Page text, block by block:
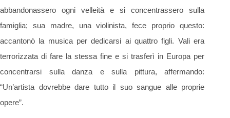
abbandonassero ogni velleità e si concentrassero sulla
famiglia; sua madre, una violinista, fece proprio questo:
accantonò la musica per dedicarsi ai quattro figli. Vali era
terrorizzata di fare la stessa fine e si trasferì in Europa per
concentrarsi sulla danza e sulla pittura, affermando:
“Un’artista dovrebbe dare tutto il suo sangue alle proprie
opere”.